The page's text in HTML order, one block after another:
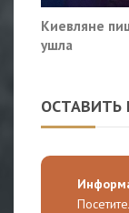
Киевляне
ушла